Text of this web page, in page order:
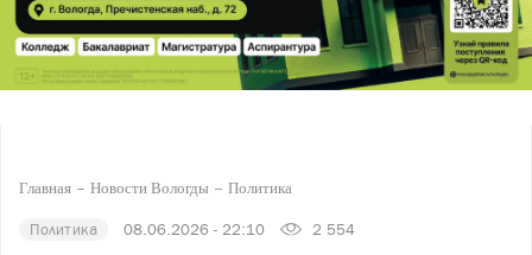
Главная Новости Вологды Политика
Политика 08.06.2026 - 22:10 2 554